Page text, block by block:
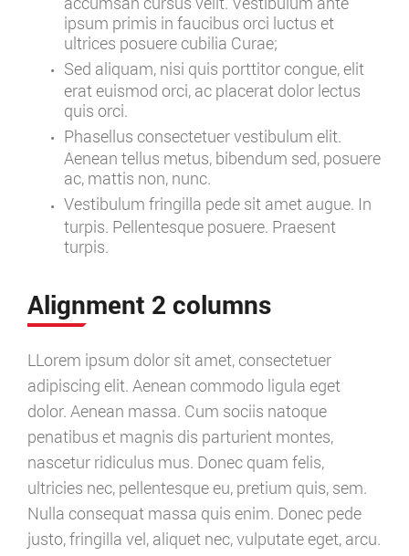
ipsum primis in faucibus orci luctus et
ultrices posuere cubilia Curae;
Sed aliquam, nisi quis porttitor congue, elit
erat euismod orci, ac placerat dolor lectus
quis orci.
Phasellus consectetuer vestibulum elit.
Aenean tellus metus, bibendum sed, posuere
ac, mattis non, nunc.
Vestibulum fringilla pede sit amet augue. In
turpis. Pellentesque posuere. Praesent
turpis.
Alignment 2 columns
LLorem ipsum dolor sit amet, consectetuer
adipiscing elit. Aenean commodo ligula eget
dolor. Aenean massa. Cum sociis natoque
penatibus et magnis dis parturient montes,
nascetur ridiculus mus. Donec quam felis,
ultricies nec, pellentesque eu, pretium quis, sem.
Nulla consequat massa quis enim. Donec pede
justo, fringilla vel, aliquet nec, vulputate eget, arcu.